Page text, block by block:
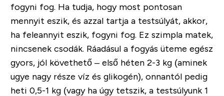
fogyni fog. Ha tudja, hogy most pontosan
mennyit eszik, és azzal tartja a testsúlyát, akkor,
ha feleannyit eszik, fogyni fog. Ez szimpla matek,
nincsenek csodák. Ráadásul a fogyás üteme egész
gyors, jól követhető – első héten 2-3 kg (aminek
ugye nagy része víz és glikogén), onnantól pedig
heti 0,5-1 kg (vagy ha úgy tetszik, a testsúlyunk 1